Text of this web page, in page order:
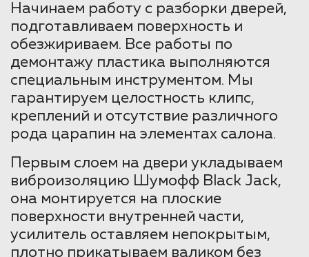
Начинаем работу с разборки дверей,
подготавливаем поверхность и
обезжириваем. Все работы по
демонтажу пластика выполняются
специальным инструментом. Мы
гарантируем целостность клипс,
креплений и отсутствие различного
рода царапин на элементах салона.
Первым слоем на двери укладываем
виброизоляцию Шумофф Black Jack,
она монтируется на плоские
поверхности внутренней части,
усилитель оставляем непокрытым,
плотно прикатываем валиком без